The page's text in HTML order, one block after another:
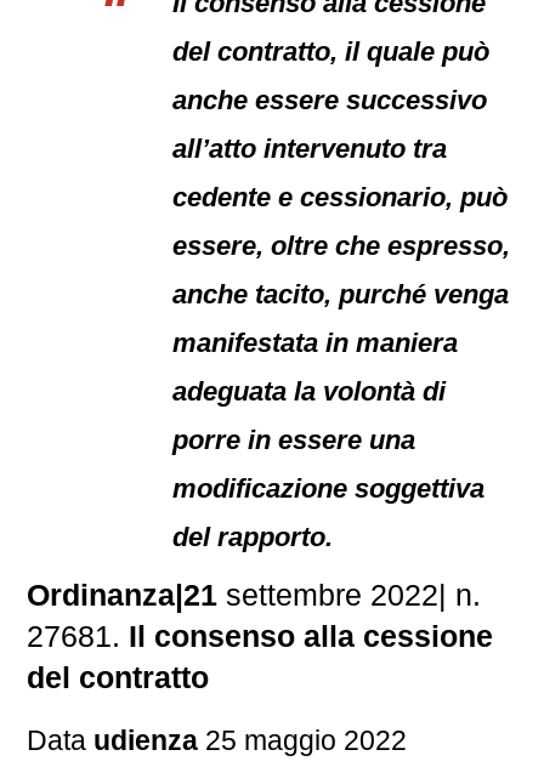
del contratto, il quale può
anche essere successivo
all’atto intervenuto tra
cedente e cessionario, può
essere, oltre che espresso,
anche tacito, purché venga
manifestata in maniera
adeguata la volontà di
porre in essere una
modificazione soggettiva
del rapporto.
Ordinanza|21 settembre 2022| n.
27681. Il consenso alla cessione
del contratto
Data udienza 25 maggio 2022